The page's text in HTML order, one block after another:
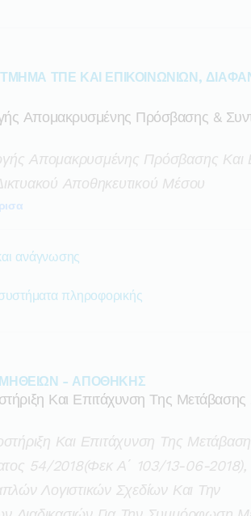
ΤΠΕ ΚΑΙ ΕΠΙΚΟΙΝΩΝΙΩΝ,
Απομακρυσμένης Πρόσβασης &
Απομακρυσμένης Πρόσβασης Και
Αποθηκευτικού Μέσου
ανάγνωσης
πληροφορικής
- ΑΠΟΘΗΚΗΣ
Και Επιτάχυνση Της Μετάβασης
Και Επιτάχυνση Της
54/2018(φεκ Α΄ 103/13-06-2018),
Λογιστικών Σχεδίων Και Την